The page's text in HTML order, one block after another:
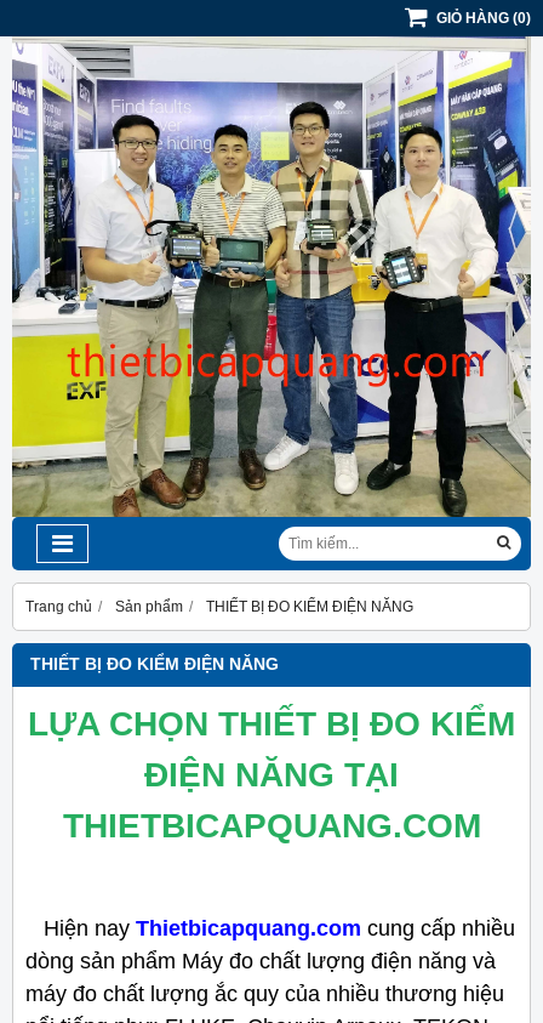
GIỎ HÀNG (0)
Trang chủ Sản phẩm THIẾT BỊ ĐO KIỂM ĐIỆN NĂNG
THIẾT BỊ ĐO KIỂM ĐIỆN NĂNG
LỰA CHỌN THIẾT BỊ ĐO KIỂM
ĐIỆN NĂNG TẠI
THIETBICAPQUANG.COM
Hiện nay Thietbicapquang.com cung cấp nhiều
dòng sản phẩm Máy đo chất lượng điện năng và
máy đo chất lượng ắc quy của nhiều thương hiệu